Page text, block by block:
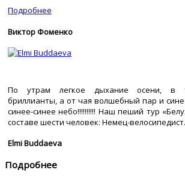
Подробнее
Виктор Фоменко
По утрам легкое дыхание осени, в
бриллианты, а от чая волшебный пар и
синее-синее небо!!!!!!!!!! Наш пеший тур
составе шести человек: Немец-
Elmi Buddaeva
Подробнее